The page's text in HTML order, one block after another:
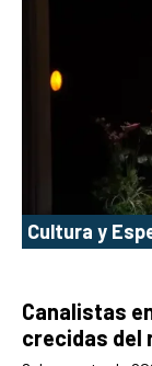
Cultura y
Canalistas
crecidas del